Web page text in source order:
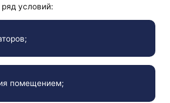
условий:
помещением;